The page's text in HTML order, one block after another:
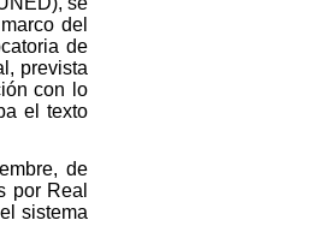
del
de
prevista
con lo
el texto
de
por Real
sistema